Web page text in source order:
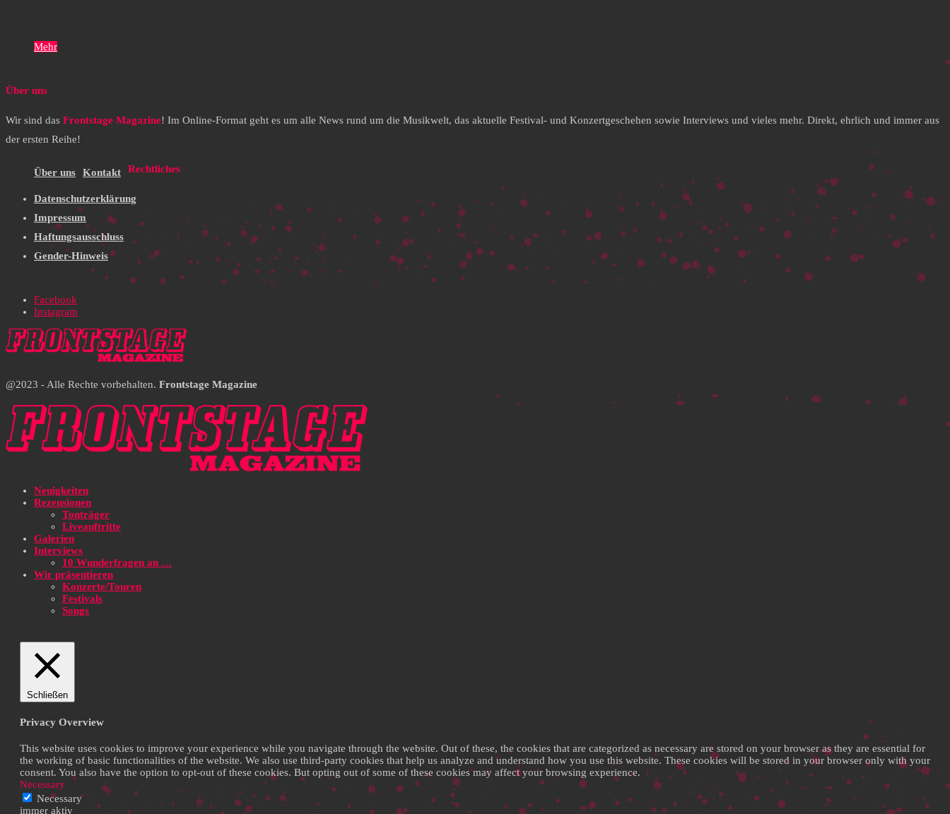
Mehr
Über uns
Wir sind das Frontstage Magazine! Im Online-Format geht es um alle News rund um die Musikwelt, das aktuelle Festival- und Konzertgeschehen sowie Interviews und vieles mehr. Direkt, ehrlich und immer aus
der ersten Reihe!
Über uns Kontakt Rechtliches
Datenschutzerklärung
Impressum
Haftungsausschluss
Gender-Hinweis
Facebook
Instagram
@2023 - Alle Rechte vorbehalten. Frontstage Magazine
Neuigkeiten
Rezensionen
Tonträger
Liveauftritte
Galerien
Interviews
10 Wunderfragen an …
Wir präsentieren
Konzerte/Touren
Festivals
Songs
Schließen
Privacy Overview
This website uses cookies to improve your experience while you navigate through the website. Out of these, the cookies that are categorized as necessary are stored on your browser as they are essential for
the working of basic functionalities of the website. We also use third-party cookies that help us analyze and understand how you use this website. These cookies will be stored in your browser only with your
consent. You also have the option to opt-out of these cookies. But opting out of some of these cookies may affect your browsing experience.
Necessary
Necessary
immer aktiv